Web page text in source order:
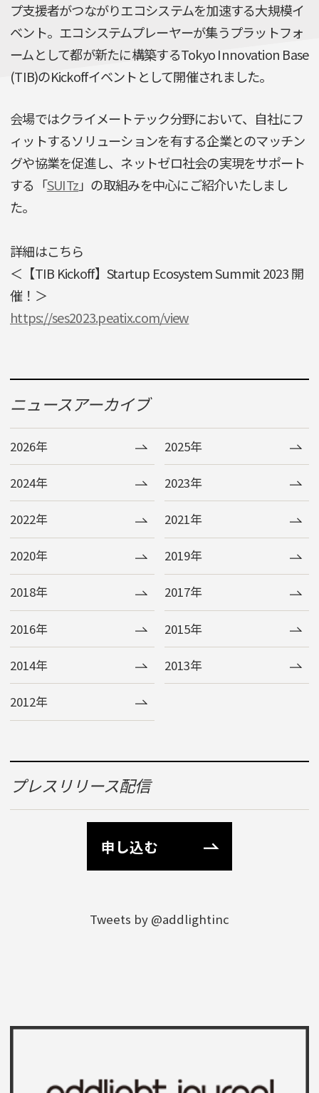
プ支援者がつながりエコシステムを加速する大規模イ
ベント。エコシステムプレーヤーが集うプラットフォ
ームとして都が新たに構築するTokyo Innovation Base
(TIB)のKickoffイベントとして開催されました。
会場ではクライメートテック分野において、自社にフ
ィットするソリューションを有する企業とのマッチン
グや協業を促進し、ネットゼロ社会の実現をサポート
する「SUITz」の取組みを中心にご紹介いたしまし
た。
詳細はこちら
＜【TIB Kickoff】Startup Ecosystem Summit 2023 開
催！＞
https://ses2023.peatix.com/view
ニュースアーカイブ
2026年 2025年
2024年 2023年
2022年 2021年
2020年 2019年
2018年 2017年
2016年 2015年
2014年 2013年
2012年
プレスリリース配信
申し込む
Tweets by @addlightinc